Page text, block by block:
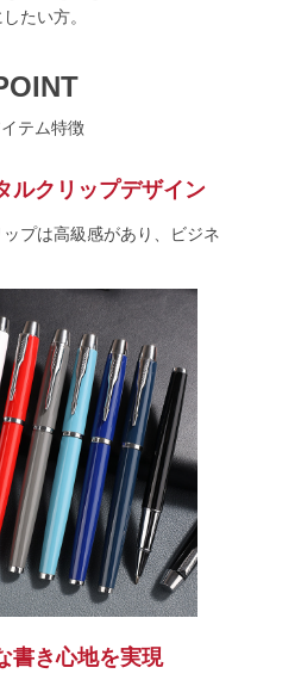
たい方。
テム特徴
ルクリップデザイン
ップは高級感があり、ビジネ
書き心地を実現